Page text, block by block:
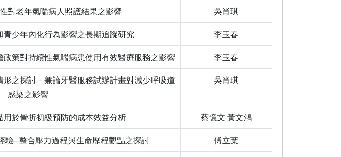
對老年氣喘病人照護結果之影響 吳肖琪
少年內化行為影響之長期追蹤研究 李玉春
策對持續性氣喘病患使用有效醫療服務之影響 李玉春
之探討－兼論牙醫服務試辦計畫對減少呼吸道
感染之影響
吳肖琪
用於骨折初級預防的成本效益分析 蔡憶文 黃文鴻
驗─整合壓力過程與生命歷程觀點之探討 傅立葉